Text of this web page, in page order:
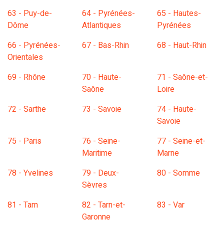
63 - Puy-de-
Dôme
64 - Pyrénées-
Atlantiques
65 - Hautes-
Pyrénées
66 - Pyrénées-
Orientales
67 - Bas-Rhin 68 - Haut-Rhin
69 - Rhône
70 - Haute-
Saône
71 - Saône-et-
Loire
72 - Sarthe
73 - Savoie
74 - Haute-
Savoie
75 - Paris
76 - Seine-
Maritime
77 - Seine-et-
Marne
78 - Yvelines
79 - Deux-
Sèvres
80 - Somme
81 - Tarn
82 - Tarn-et-
Garonne
83 - Var